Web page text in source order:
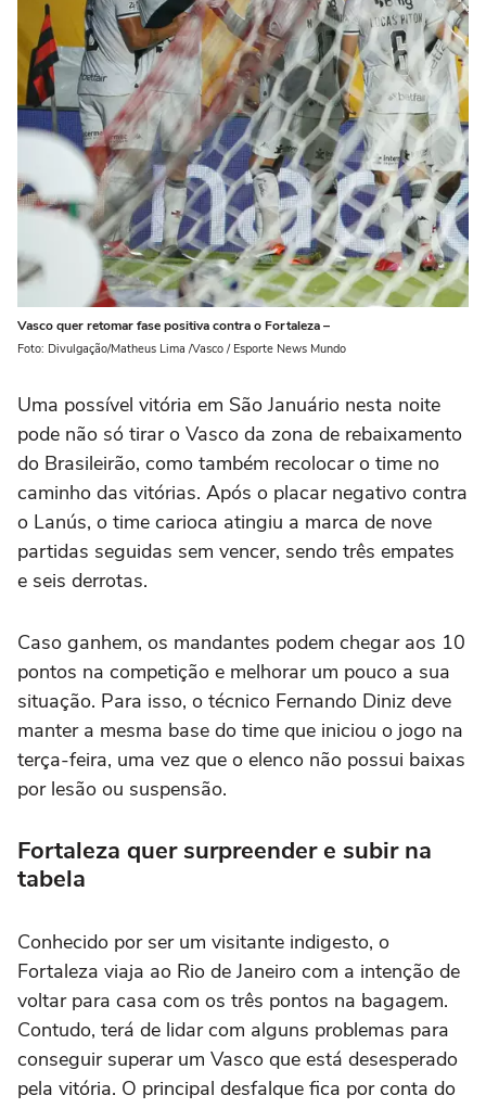
Vasco quer retomar fase positiva contra o Fortaleza –
Foto: Divulgação/Matheus Lima /Vasco / Esporte News Mundo
Uma possível vitória em São Januário nesta noite
pode não só tirar o Vasco da zona de rebaixamento
do Brasileirão, como também recolocar o time no
caminho das vitórias. Após o placar negativo contra
o Lanús, o time carioca atingiu a marca de nove
partidas seguidas sem vencer, sendo três empates
e seis derrotas.
Caso ganhem, os mandantes podem chegar aos 10
pontos na competição e melhorar um pouco a sua
situação. Para isso, o técnico Fernando Diniz deve
manter a mesma base do time que iniciou o jogo na
terça-feira, uma vez que o elenco não possui baixas
por lesão ou suspensão.
Fortaleza quer surpreender e subir na
tabela
Conhecido por ser um visitante indigesto, o
Fortaleza viaja ao Rio de Janeiro com a intenção de
voltar para casa com os três pontos na bagagem.
Contudo, terá de lidar com alguns problemas para
conseguir superar um Vasco que está desesperado
pela vitória. O principal desfalque fica por conta do